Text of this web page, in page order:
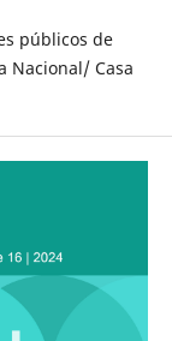
públicos de
Nacional/ Casa